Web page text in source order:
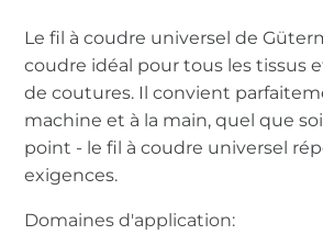
Le fil à coudre universel de
coudre idéal pour tous les tissus
de coutures. Il convient
machine et à la main, quel que
point - le fil à coudre universel
exigences.
Domaines d'application: